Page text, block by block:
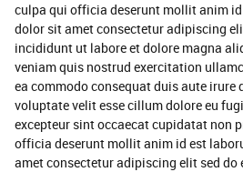
culpa qui officia deserunt mollit anim
dolor sit amet consectetur adipiscing
incididunt ut labore et dolore magna
veniam quis nostrud exercitation
ea commodo consequat duis aute irure
voluptate velit esse cillum dolore eu
excepteur sint occaecat cupidatat non
officia deserunt mollit anim id est
amet consectetur adipiscing elit sed do